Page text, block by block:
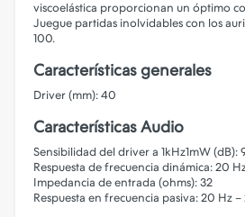
viscoelástica proporcionan un óptimo
Juegue partidas inolvidables con los
100.
Características generales
Driver (mm): 40
Características Audio
Sensibilidad del driver a 1kHz1mW (dB):
Respuesta de frecuencia dinámica: 20
Impedancia de entrada (ohms): 32
Respuesta en frecuencia pasiva: 20 Hz